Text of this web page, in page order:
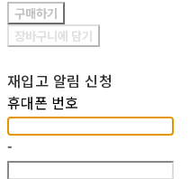
구매하기
장바구니에 담기
재입고 알림 신청
휴대폰 번호
-